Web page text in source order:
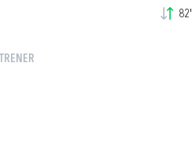
82'
TRENER